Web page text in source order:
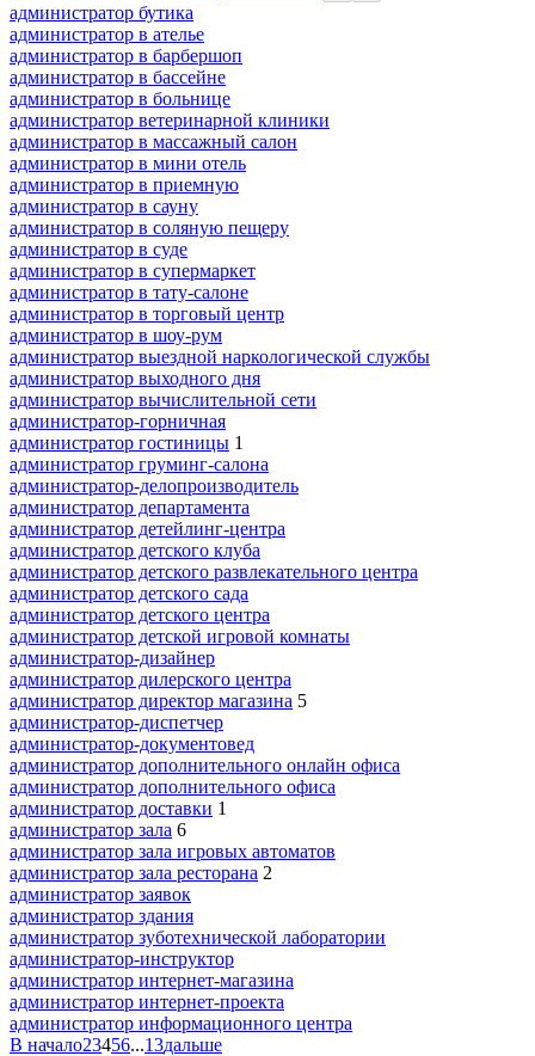
администратор бутика
администратор в ателье
администратор в барбершоп
администратор в бассейне
администратор в больнице
администратор ветеринарной клиники
администратор в массажный салон
администратор в мини отель
администратор в приемную
администратор в сауну
администратор в соляную пещеру
администратор в суде
администратор в супермаркет
администратор в тату-салоне
администратор в торговый центр
администратор в шоу-рум
администратор выездной наркологической службы
администратор выходного дня
администратор вычислительной сети
администратор-горничная
администратор гостиницы 1
администратор груминг-салона
администратор-делопроизводитель
администратор департамента
администратор детейлинг-центра
администратор детского клуба
администратор детского развлекательного центра
администратор детского сада
администратор детского центра
администратор детской игровой комнаты
администратор-дизайнер
администратор дилерского центра
администратор директор магазина 5
администратор-диспетчер
администратор-документовед
администратор дополнительного онлайн офиса
администратор дополнительного офиса
администратор доставки 1
администратор зала 6
администратор зала игровых автоматов
администратор зала ресторана 2
администратор заявок
администратор здания
администратор зуботехнической лаборатории
администратор-инструктор
администратор интернет-магазина
администратор интернет-проекта
администратор информационного центра
В начало23456...13дальше